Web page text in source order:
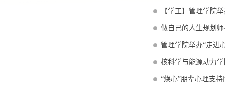
【学工】管理学院
做自己的人生规划
管理学院举办“走进
核科学与能源动力
“焕心”朋辈心理支